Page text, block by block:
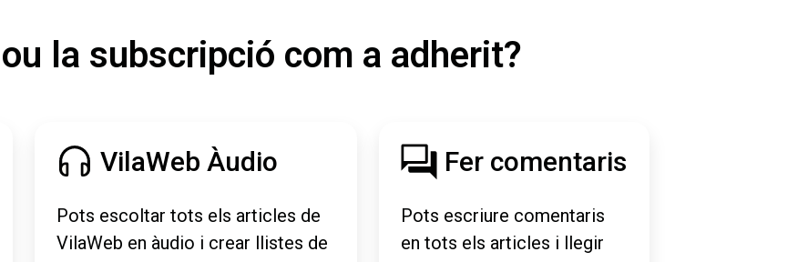
la subscripció com a adherit?
VilaWeb Àudio
Pots escoltar tots els articles de
VilaWeb en àudio i crear llistes de
Fer comentaris
Pots escriure comentaris
en tots els articles i llegir